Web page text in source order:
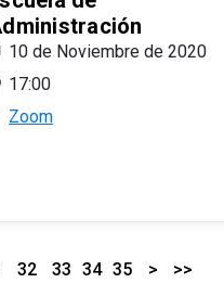
10 de Noviembre de 2020
17:00
Zoom
32 33 34 35 > >>